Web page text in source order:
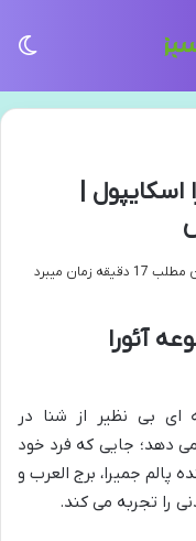
|
زمان میبرد
آئورا
ای بی نظیر از شنا در
را ارائه می دهد؛ جایی که فرد خود
پالم جمیرا، برج العرب و
را تجربه می کند.